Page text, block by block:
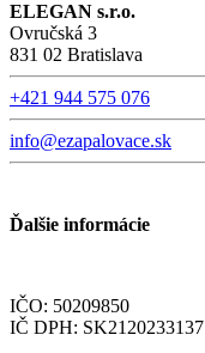
ELEGAN s.r.o.
Ovručská 3
831 02 Bratislava
+421 944 575 076
info@ezapalovace.sk
Ďalšie informácie
IČO: 50209850
IČ DPH: SK2120233137